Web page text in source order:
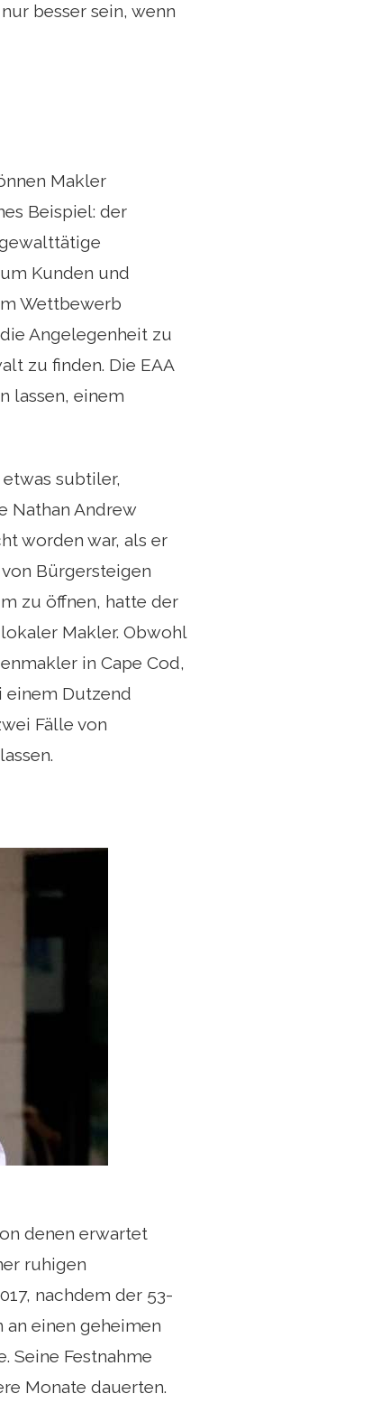
besser sein, wenn
Makler
Beispiel: der
Kunden und
Wettbewerb
Angelegenheit zu
zu finden. Die EAA
lassen, einem
subtiler,
Nathan Andrew
worden war, als er
Bürgersteigen
zu öffnen, hatte der
Makler. Obwohl
in Cape Cod,
einem Dutzend
Fälle von
denen erwartet
ruhigen
nachdem der 53-
an einen geheimen
Seine Festnahme
Monate dauerten.